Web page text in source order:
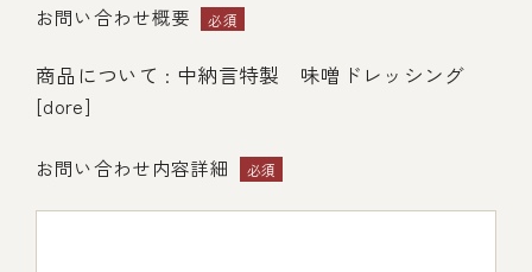
お問い合わせ概要 必須
商品について : 中納言特製 味噌ドレッシング
[dore]
お問い合わせ内容詳細 必須